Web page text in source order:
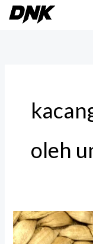
Lewati
oleh
Kacang
Fustuk